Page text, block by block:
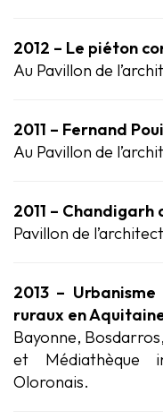
2012 – Le piéton
Au Pavillon de
2011 – Fernand
Au Pavillon de
2011 – Chandigarh
Pavillon de
2013 –
ruraux en
Bayonne,
et Médiathèque
Oloronais.